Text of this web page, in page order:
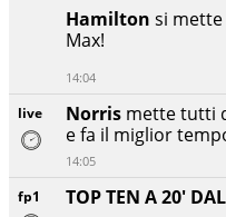
fp1
TOP TEN A 20'
live Norris mette tutti
e fa il miglior
14:05
Hamilton si
Max!
14:04